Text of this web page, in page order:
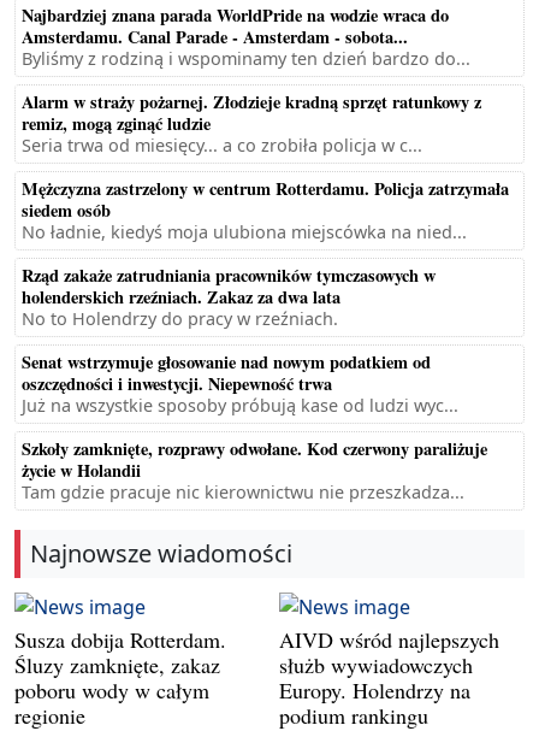
Najbardziej znana parada WorldPride na wodzie wraca do
Amsterdamu. Canal Parade - Amsterdam - sobota...
Byliśmy z rodziną i wspominamy ten dzień bardzo do...
Alarm w straży pożarnej. Złodzieje kradną sprzęt ratunkowy z
remiz, mogą zginąć ludzie
Seria trwa od miesięcy... a co zrobiła policja w c...
Mężczyzna zastrzelony w centrum Rotterdamu. Policja zatrzymała
siedem osób
No ładnie, kiedyś moja ulubiona miejscówka na nied...
Rząd zakaże zatrudniania pracowników tymczasowych w
holenderskich rzeźniach. Zakaz za dwa lata
No to Holendrzy do pracy w rzeźniach.
Senat wstrzymuje głosowanie nad nowym podatkiem od
oszczędności i inwestycji. Niepewność trwa
Już na wszystkie sposoby próbują kase od ludzi wyc...
Szkoły zamknięte, rozprawy odwołane. Kod czerwony paraliżuje
życie w Holandii
Tam gdzie pracuje nic kierownictwu nie przeszkadza...
Najnowsze wiadomości
Susza dobija Rotterdam.
Śluzy zamknięte, zakaz
poboru wody w całym
regionie
AIVD wśród najlepszych
służb wywiadowczych
Europy. Holendrzy na
podium rankingu